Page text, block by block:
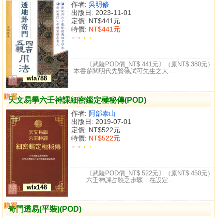
wla788
作者: 吳明修
出版日: 2023-11-01
定價: NT$441元
特價: NT$441元
〔武陵POD價_NT$ 441元〕（原NT$ 380元）
本書參閱明代先賢徐試可先生之大...
天文易學六壬神課細密鑑定極秘傳(POD)
wlx148
作者: 阿部泰山
出版日: 2019-07-01
定價: NT$522元
特價: NT$522元
購買
比較
〔武陵POD價_NT$ 522元〕（原NT$ 450元）
六壬神課占驗之步驟，在設定...
奇門透易(平裝)(POD)
購買
比較